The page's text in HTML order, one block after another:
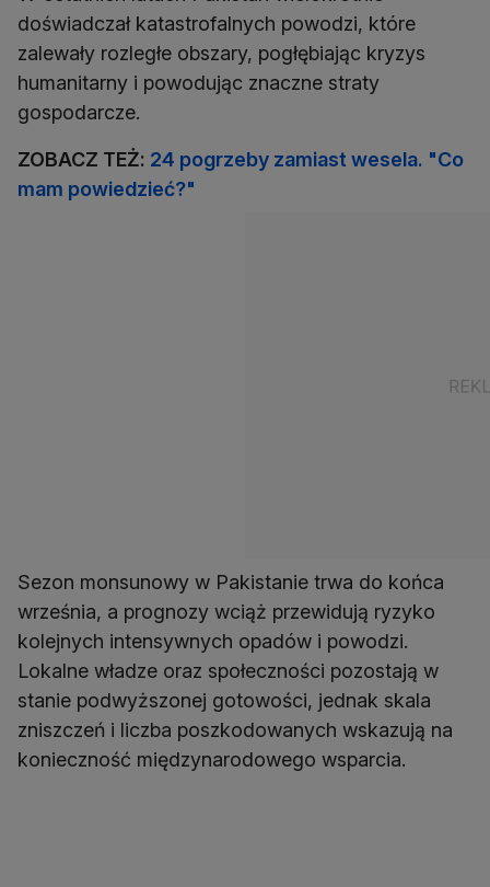
doświadczał katastrofalnych powodzi, które
zalewały rozległe obszary, pogłębiając kryzys
humanitarny i powodując znaczne straty
gospodarcze.
ZOBACZ TEŻ: 24 pogrzeby zamiast wesela. "Co
mam powiedzieć?"
Sezon monsunowy w Pakistanie trwa do końca
września, a prognozy wciąż przewidują ryzyko
kolejnych intensywnych opadów i powodzi.
Lokalne władze oraz społeczności pozostają w
stanie podwyższonej gotowości, jednak skala
zniszczeń i liczba poszkodowanych wskazują na
konieczność międzynarodowego wsparcia.